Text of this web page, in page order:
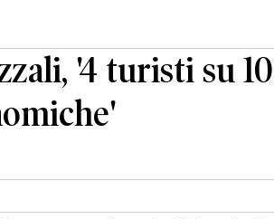
'4 turisti su